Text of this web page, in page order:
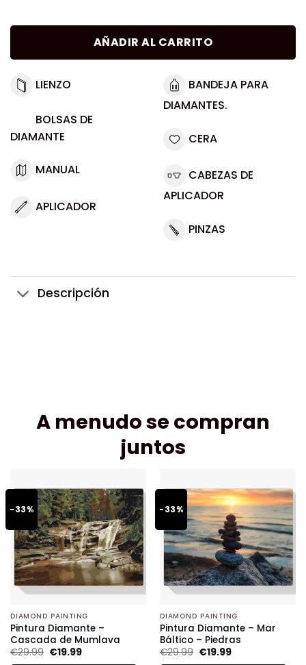
AÑADIR AL CARRITO
LIENZO
BOLSAS DE
DIAMANTE
MANUAL
APLICADOR
BANDEJA PARA
DIAMANTES.
CERA
CABEZAS DE
APLICADOR
PINZAS
Descripción
A menudo se compran
juntos
-33%
DIAMOND PAINTING
Pintura Diamante –
Cascada de Mumlava
€29.99 €19.99
-33%
DIAMOND PAINTING
Pintura Diamante – Mar
Báltico – Piedras
€29.99 €19.99